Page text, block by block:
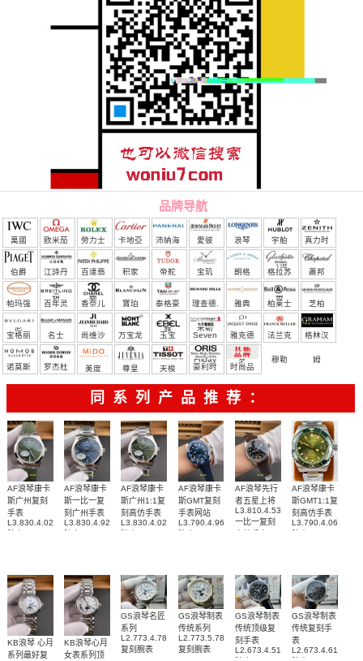
品牌导航
萬國 欧米茄 勞力士 卡地亞 沛納海 愛彼 浪琴 宇舶
（恒
宝）
真力时
伯爵 江詩丹
頓
百達翡
麗
积家 帝舵 宝玑 朗格 格拉苏
蒂
蕭邦
帕玛强
尼
百年灵 香奈儿 寶珀 泰格豪
雅
理查德.
米勒
雅典 柏莱士 芝柏
宝格丽 名士 尚维沙 万宝龙 玉宝 Seven
Friday
雅克德
罗
法兰克
穆勒
格林汉
姆
诺莫斯
罗杰杜 美度 尊皇 天梭 豪利时 时尚品
牌/原单
同系列产品推荐：
AF浪琴康卡
斯广州复刻
手表
L3.830.4.02.9
AF浪琴康卡
斯一比一复
刻广州手表
L3.830.4.92.6
AF浪琴康卡
斯广州1:1复
刻高仿手表
L3.830.4.02.6
AF浪琴康卡
斯GMT复刻
手表网站
L3.790.4.96.9
AF浪琴先行
者五星上将
L3.810.4.53.0
一比一复刻
AF浪琴康卡
斯GMT1:1复
刻高仿手表
L3.790.4.06.6
KB浪琴 心月
系列最好复
KB浪琴心月
女表系列顶
GS浪琴名匠
系列
L2.773.4.78.6
复刻腕表
GS浪琴制表
传统系列
L2.773.5.78.7
复刻腕表
GS浪琴制表
传统顶级复
刻手表
L2.673.4.51.7
GS浪琴制表
传统复刻手
表
L2.673.4.61.2